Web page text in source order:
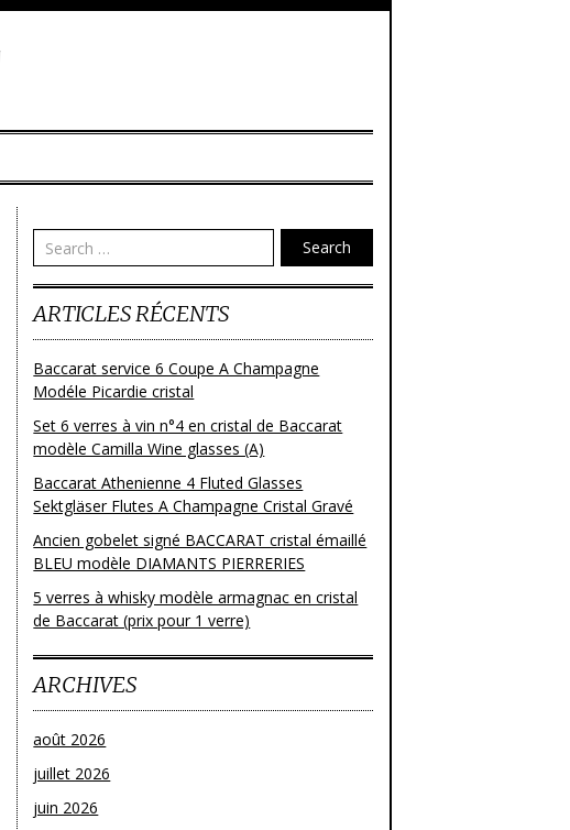
Search
ARTICLES RÉCENTS
Baccarat service 6 Coupe A Champagne
Modéle Picardie cristal
Set 6 verres à vin n°4 en cristal de Baccarat
modèle Camilla Wine glasses (A)
Baccarat Athenienne 4 Fluted Glasses
Sektgläser Flutes A Champagne Cristal Gravé
Ancien gobelet signé BACCARAT cristal émaillé
BLEU modèle DIAMANTS PIERRERIES
5 verres à whisky modèle armagnac en cristal
de Baccarat (prix pour 1 verre)
ARCHIVES
août 2026
juillet 2026
juin 2026